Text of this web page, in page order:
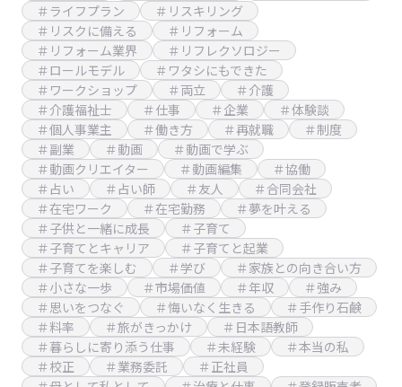
＃ライフプラン
＃リスキリング
＃リスクに備える
＃リフォーム
＃リフォーム業界
＃リフレクソロジー
＃ロールモデル
＃ワタシにもできた
＃ワークショップ
＃両立
＃介護
＃介護福祉士
＃仕事 ＃企業
＃体験談
＃個人事業主
＃働き方 ＃再就職
＃制度
＃副業
＃動画
＃動画で学ぶ
＃動画クリエイター
＃動画編集
＃協働
＃占い
＃占い師 ＃友人
＃合同会社
＃在宅ワーク
＃在宅勤務
＃夢を叶える
＃子供と一緒に成長
＃子育て
＃子育てとキャリア
＃子育てと起業
＃子育てを楽しむ
＃学び
＃家族との向き合い方
＃小さな一歩
＃市場価値 ＃年収
＃強み
＃思いをつなぐ
＃悔いなく生きる
＃手作り石鹸
＃料率
＃旅がきっかけ
＃日本語教師
＃暮らしに寄り添う仕事
＃未経験
＃本当の私
＃校正
＃業務委託
＃正社員